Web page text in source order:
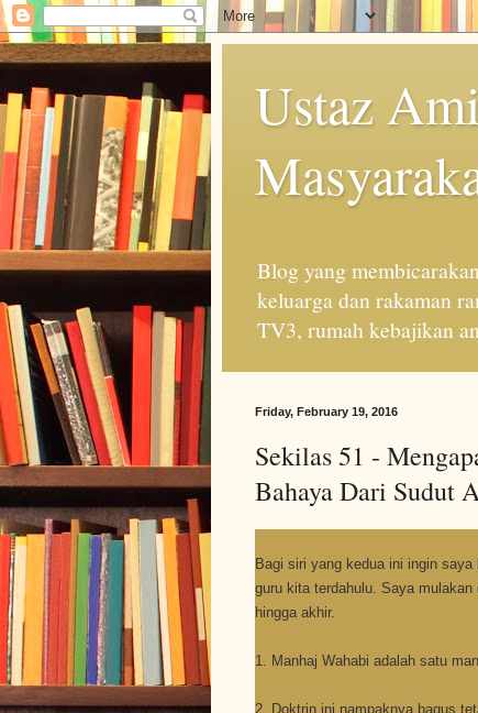
Ustaz
Blog yang
keluarga dan rakaman
TV3, rumah kebajikan
Friday, February 19, 2016
Sekilas 51 -
Bahaya Dari Sudut
Bagi siri yang kedua ini ingin
guru kita terdahulu. Saya
hingga akhir.
1. Manhaj Wahabi adalah satu
2. Doktrin ini nampaknya bagus